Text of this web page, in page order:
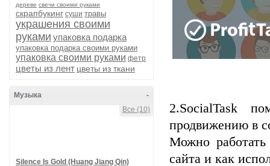
дереве свечи своими руками
скрапбукинг суши травы
украшения своими
руками упаковка подарка
упаковка подарка своими руками
упаковка своими руками фетр
цветы из лент цветы из ткани
-
Музыка
Все (10)
Silence Is Gold (Huang Jiang Qin)
2.SocialTask
продвижению в
Можно работать
сайта и как